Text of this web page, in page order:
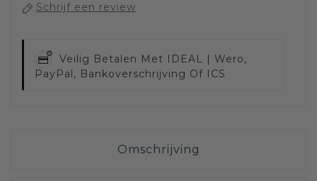
Schrijf een review
Veilig Betalen Met IDEAL | Wero,
PayPal, Bankoverschrijving Of ICS
Omschrijving